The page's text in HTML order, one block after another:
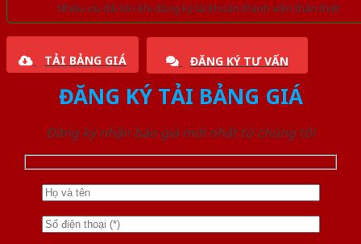
Nhiều ưu đãi lớn khi đăng ký tài khoản thành viên thân thiết
TẢI BẢNG GIÁ ĐĂNG KÝ TƯ VẤN
ĐĂNG KÝ TẢI BẢNG GIÁ
Đăng ký nhận báo giá mới nhất từ chúng tôi